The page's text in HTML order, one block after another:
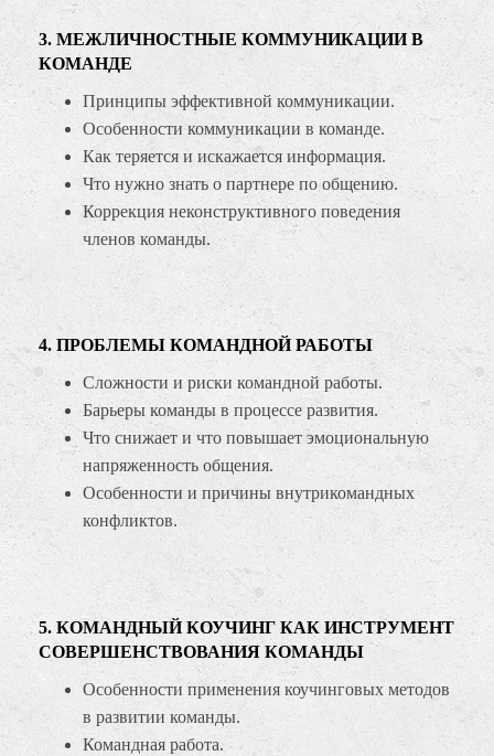
3. МЕЖЛИЧНОСТНЫЕ КОММУНИКАЦИИ В
КОМАНДЕ
Принципы эффективной коммуникации.
Особенности коммуникации в команде.
Как теряется и искажается информация.
Что нужно знать о партнере по общению.
Коррекция неконструктивного поведения
членов команды.
4. ПРОБЛЕМЫ КОМАНДНОЙ РАБОТЫ
Сложности и риски командной работы.
Барьеры команды в процессе развития.
Что снижает и что повышает эмоциональную
напряженность общения.
Особенности и причины внутрикомандных
конфликтов.
5. КОМАНДНЫЙ КОУЧИНГ КАК ИНСТРУМЕНТ
СОВЕРШЕНСТВОВАНИЯ КОМАНДЫ
Особенности применения коучинговых методов
в развитии команды.
Командная работа.